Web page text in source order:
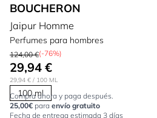
BOUCHERON
Jaipur Homme
Perfumes para hombres
124,00 €(-76%)
29,94 €
29,94 € / 100 ML
100 ml
Compra ahora y paga después.
25,00€ para envío gratuito
Fecha de entrega estimada 3 días